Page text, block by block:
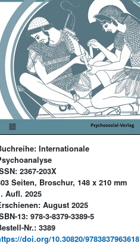
Internationale
2367-203X
Seiten, Broschur, 148 x 210 mm
Aufl. 2025
August 2025
13: 978-3-8379-3389-5
Nr.: 3389
doi.org/10.30820/9783837963618